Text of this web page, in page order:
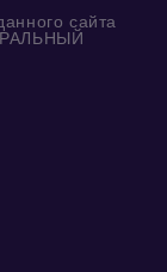
сайта